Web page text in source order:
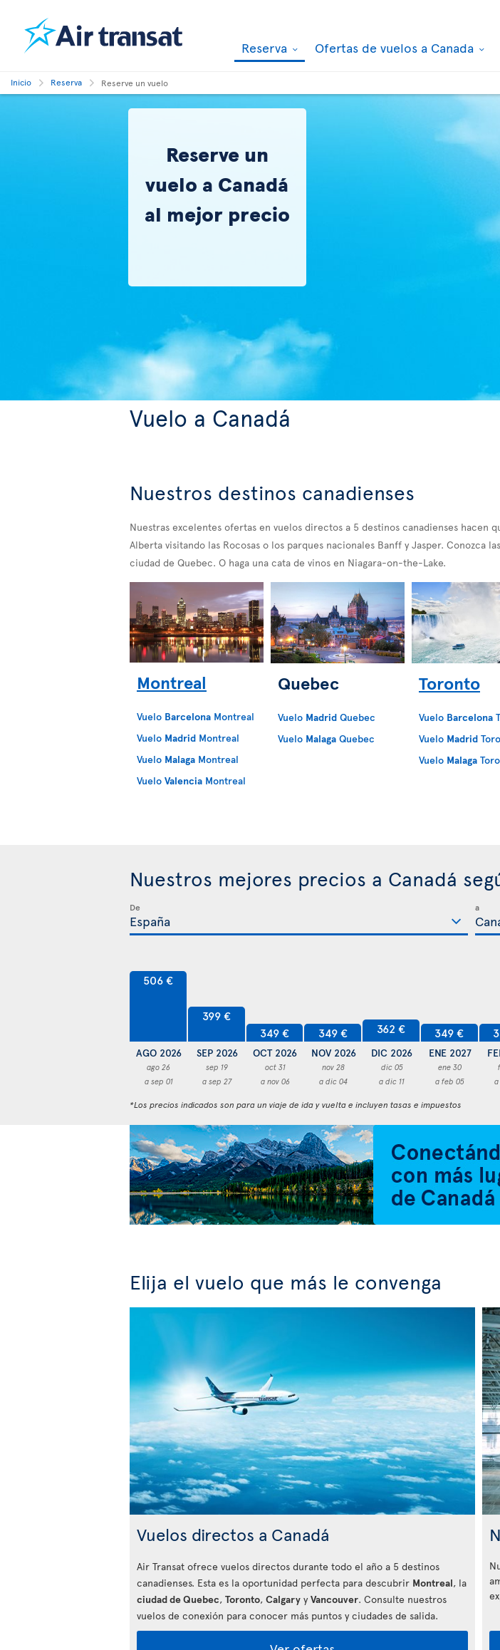
Reserva Ofertas de vuelos a Canada
Inicio Reserva Reserve un vuelo
Reserve un
vuelo a Canadá
al mejor precio
Vuelo a Canadá
Nuestros destinos canadienses
Nuestras excelentes ofertas en vuelos directos a 5 destinos canadienses hacen
Alberta visitando las Rocosas o los parques nacionales Banff y Jasper. Conozca
ciudad de Quebec. O haga una cata de vinos en Niagara-on-the-Lake.
Montreal
Vuelo Barcelona Montreal
Vuelo Madrid Montreal
Vuelo Malaga Montreal
Vuelo Valencia Montreal
Quebec
Vuelo Madrid Quebec
Vuelo Malaga Quebec
Toronto
Vuelo Barcelona
Vuelo Madrid
Vuelo Malaga
Nuestros mejores precios a Canadá
De a
506 €
AGO 2026
ago 26
a sep 01
399 €
SEP 2026
sep 19
a sep 27
349 €
OCT 2026
oct 31
a nov 06
349 €
NOV 2026
nov 28
a dic 04
362 €
DIC 2026
dic 05
a dic 11
349 €
ENE 2027
ene 30
a feb 05
*Los precios indicados son para un viaje de ida y vuelta e incluyen tasas e impuestos
Elija el vuelo que más le convenga
Vuelos directos a Canadá
Air Transat ofrece vuelos directos durante todo el año a 5 destinos
canadienses. Esta es la oportunidad perfecta para descubrir Montreal, la
ciudad de Quebec, Toronto, Calgary y Vancouver. Consulte nuestros
vuelos de conexión para conocer más puntos y ciudades de salida.